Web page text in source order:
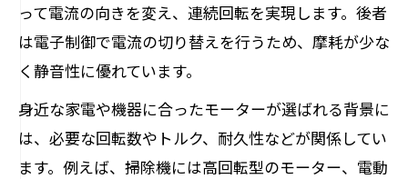
って電流の向きを変え、連続回転を実現します。後者
は電子制御で電流の切り替えを行うため、摩耗が少な
く静音性に優れています。
身近な家電や機器に合ったモーターが選ばれる背景に
は、必要な回転数やトルク、耐久性などが関係してい
ます。例えば、掃除機には高回転型のモーター、電動